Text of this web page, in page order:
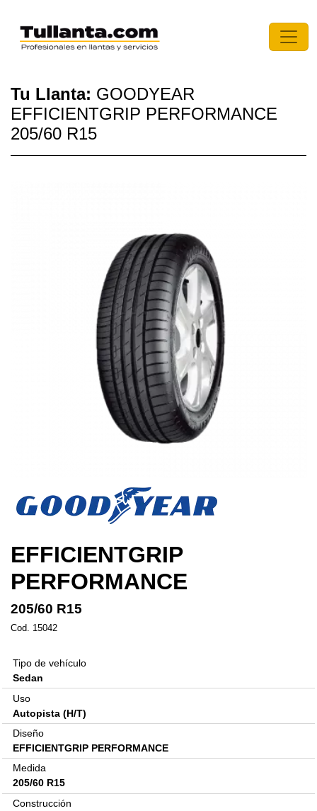
Tu Llanta: GOODYEAR
EFFICIENTGRIP PERFORMANCE
205/60 R15
EFFICIENTGRIP
PERFORMANCE
205/60 R15
Cod. 15042
Tipo de vehículo
Sedan
Uso
Autopista (H/T)
Diseño
EFFICIENTGRIP PERFORMANCE
Medida
205/60 R15
Construcción